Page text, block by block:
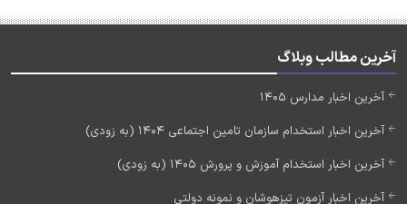
آخرین مطالب وبلاگ
آخرین اخبار مدارس 1405
آخرین اخبار استخدام سازمان تامین اجتماعی 1404 (به زودی)
آخرین اخبار استخدام آموزش و پرورش 1405 (به زودی)
آخرین اخبار آزمون تیزهوشان و نمونه دولتی